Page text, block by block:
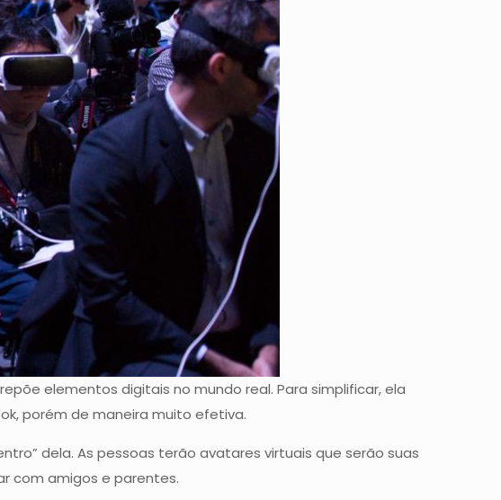
elementos digitais no mundo real. Para simplificar, ela
porém de maneira muito efetiva.
dela. As pessoas terão avatares virtuais que serão suas
com amigos e parentes.